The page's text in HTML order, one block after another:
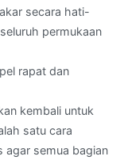
secara hati-
permukaan
rapat dan
kembali untuk
satu cara
agar semua bagian